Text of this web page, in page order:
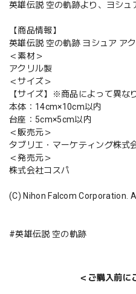
英雄伝説 空の軌跡より、ヨシュ
【商品情報】
英雄伝説 空の軌跡 ヨシュア ア
＜素材＞
アクリル製
＜サイズ＞
【サイズ】※商品によって異な
本体：14cm×10cm以内
台座：5cm×5cm以内
＜販売元＞
タブリエ・マーケティング株式
＜発売元＞
株式会社コスパ
(C) Nihon Falcom Corporation.
#英雄伝説 空の軌跡
＜ご購入前に